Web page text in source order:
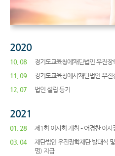
2020
10. 08
경기도교육청에‘재단법인 우진장
11. 09
경기도교육청에서‘재단법인 우진
12. 07
법인 설립 등기
2021
01. 28
제1회 이사회 개최 – 어경찬 이사
03. 04
재단법인 우진장학재단 발대식
명) 지급